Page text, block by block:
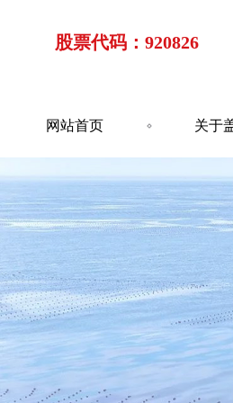
股票代码：920826
网站首页 关于